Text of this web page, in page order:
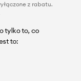
z rabatu.
tylko to, co
to: